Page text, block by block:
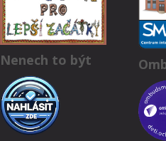
Nenech to být